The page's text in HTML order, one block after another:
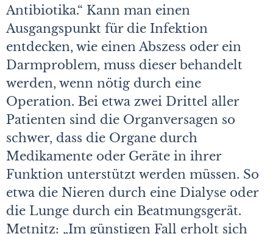
Antibiotika.“ Kann man einen
Ausgangspunkt für die Infektion
entdecken, wie einen Abszess oder ein
Darmproblem, muss dieser behandelt
werden, wenn nötig durch eine
Operation. Bei etwa zwei Drittel aller
Patienten sind die Organversagen so
schwer, dass die Organe durch
Medikamente oder Geräte in ihrer
Funktion unterstützt werden müssen. So
etwa die Nieren durch eine Dialyse oder
die Lunge durch ein Beatmungsgerät.
Metnitz: „Im günstigen Fall erholt sich